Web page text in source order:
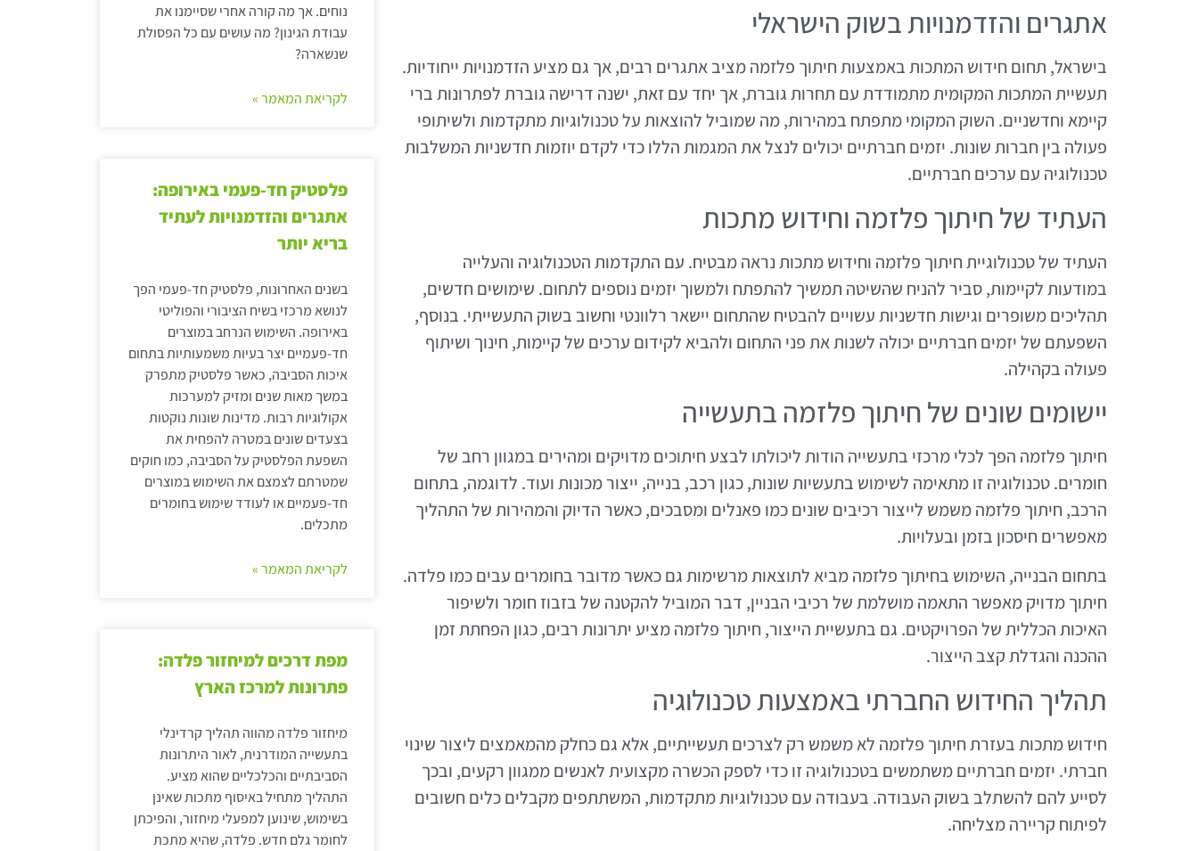
אתגרים והזדמנויות בשוק הישראלי
בישראל, תחום חידוש המתכות באמצעות חיתוך פלזמה מציב אתגרים רבים, אך גם מציע הזדמנויות ייחודיות.
תעשיית המתכות המקומית מתמודדת עם תחרות גוברת, אך יחד עם זאת, ישנה דרישה גוברת לפתרונות ברי
קיימא וחדשניים. השוק המקומי מתפתח במהירות, מה שמוביל להוצאות על טכנולוגיות מתקדמות ולשיתופי
פעולה בין חברות שונות. יזמים חברתיים יכולים לנצל את המגמות הללו כדי לקדם יוזמות חדשניות המשלבות
טכנולוגיה עם ערכים חברתיים.
העתיד של חיתוך פלזמה וחידוש מתכות
העתיד של טכנולוגיית חיתוך פלזמה וחידוש מתכות נראה מבטיח. עם התקדמות הטכנולוגיה והעלייה
במודעות לקיימות, סביר להניח שהשיטה תמשיך להתפתח ולמשוך יזמים נוספים לתחום. שימושים חדשים,
תהליכים משופרים וגישות חדשניות עשויים להבטיח שהתחום יישאר רלוונטי וחשוב בשוק התעשייתי. בנוסף,
השפעתם של יזמים חברתיים יכולה לשנות את פני התחום ולהביא לקידום ערכים של קיימות, חינוך ושיתוף
פעולה בקהילה.
יישומים שונים של חיתוך פלזמה בתעשייה
חיתוך פלזמה הפך לכלי מרכזי בתעשייה הודות ליכולתו לבצע חיתוכים מדויקים ומהירים במגוון רחב של
חומרים. טכנולוגיה זו מתאימה לשימוש בתעשיות שונות, כגון רכב, בנייה, ייצור מכונות ועוד. לדוגמה, בתחום
הרכב, חיתוך פלזמה משמש לייצור רכיבים שונים כמו פאנלים ומסבכים, כאשר הדיוק והמהירות של התהליך
מאפשרים חיסכון בזמן ובעלויות.
בתחום הבנייה, השימוש בחיתוך פלזמה מביא לתוצאות מרשימות גם כאשר מדובר בחומרים עבים כמו פלדה.
חיתוך מדויק מאפשר התאמה מושלמת של רכיבי הבניין, דבר המוביל להקטנה של בזבוז חומר ולשיפור
האיכות הכללית של הפרויקטים. גם בתעשיית הייצור, חיתוך פלזמה מציע יתרונות רבים, כגון הפחתת זמן
ההכנה והגדלת קצב הייצור.
תהליך החידוש החברתי באמצעות טכנולוגיה
חידוש מתכות בעזרת חיתוך פלזמה לא משמש רק לצרכים תעשייתיים, אלא גם כחלק מהמאמצים ליצור שינוי
חברתי. יזמים חברתיים משתמשים בטכנולוגיה זו כדי לספק הכשרה מקצועית לאנשים ממגוון רקעים, ובכך
לסייע להם להשתלב בשוק העבודה. בעבודה עם טכנולוגיות מתקדמות, המשתתפים מקבלים כלים חשובים
לפיתוח קריירה מצליחה.
נוחים. אך מה קורה אחרי שסיימנו את
עבודת הגינון? מה עושים עם כל הפסולת
שנשארה?
לקריאת המאמר »
פלסטיק חד-פעמי באירופה:
אתגרים והזדמנויות לעתיד
בריא יותר
בשנים האחרונות, פלסטיק חד-פעמי הפך
לנושא מרכזי בשיח הציבורי והפוליטי
באירופה. השימוש הנרחב במוצרים
חד-פעמיים יצר בעיות משמעותיות בתחום
איכות הסביבה, כאשר פלסטיק מתפרק
במשך מאות שנים ומזיק למערכות
אקולוגיות רבות. מדינות שונות נוקטות
בצעדים שונים במטרה להפחית את
השפעת הפלסטיק על הסביבה, כמו חוקים
שמטרתם לצמצם את השימוש במוצרים
חד-פעמיים או לעודד שימוש בחומרים
מתכלים.
לקריאת המאמר »
מפת דרכים למיחזור פלדה:
פתרונות למרכז הארץ
מיחזור פלדה מהווה תהליך קרדינלי
בתעשייה המודרנית, לאור היתרונות
הסביבתיים והכלכליים שהוא מציע.
התהליך מתחיל באיסוף מתכות שאינן
בשימוש, שינוען למפעלי מיחזור, והפיכתן
לחומר גלם חדש. פלדה, שהיא מתכת